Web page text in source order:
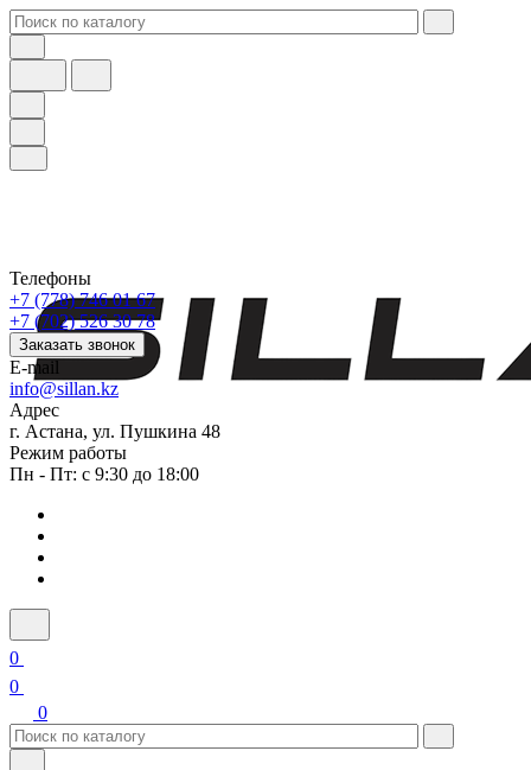
Телефоны
+7 (778) 746 01 67
+7 (702) 526 30 78
Заказать звонок
E-mail
info@sillan.kz
Адрес
г. Астана, ул. Пушкина 48
Режим работы
Пн - Пт: с 9:30 до 18:00
0
0
0